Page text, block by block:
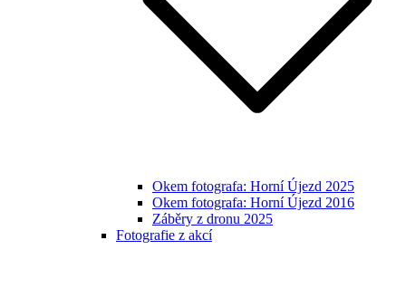
Okem fotografa: Horní Újezd 2025
Okem fotografa: Horní Újezd 2016
Záběry z dronu 2025
Fotografie z akcí